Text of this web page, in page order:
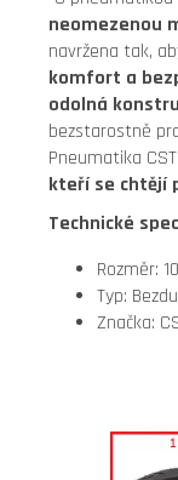
neomezenou
navržena tak,
komfort a
odolná
bezstarostně
Pneumatika
kteří se chtějí
Technické
Rozměr:
Typ:
Značka: